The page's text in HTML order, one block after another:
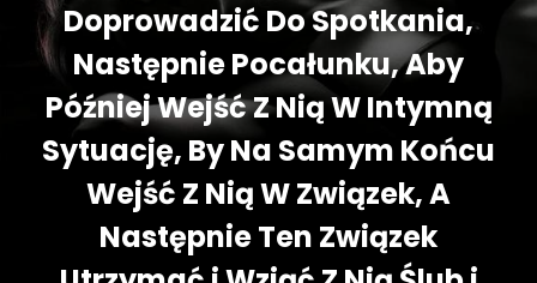
Doprowadzić Do Spotkania,
Następnie Pocałunku, Aby
Później Wejść Z Nią W Intymną
Sytuację, By Na Samym Końcu
Wejść Z Nią W Związek, A
Następnie Ten Związek